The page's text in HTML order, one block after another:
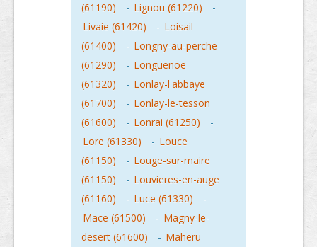
(61190)
- Lignou (61220)
-
Livaie (61420)
- Loisail
(61400)
- Longny-au-perche
(61290)
- Longuenoe
(61320)
- Lonlay-l'abbaye
(61700)
- Lonlay-le-tesson
(61600)
- Lonrai (61250)
-
Lore (61330)
- Louce
(61150)
- Louge-sur-maire
(61150)
- Louvieres-en-auge
(61160)
- Luce (61330)
-
Mace (61500)
- Magny-le-
desert (61600)
- Maheru